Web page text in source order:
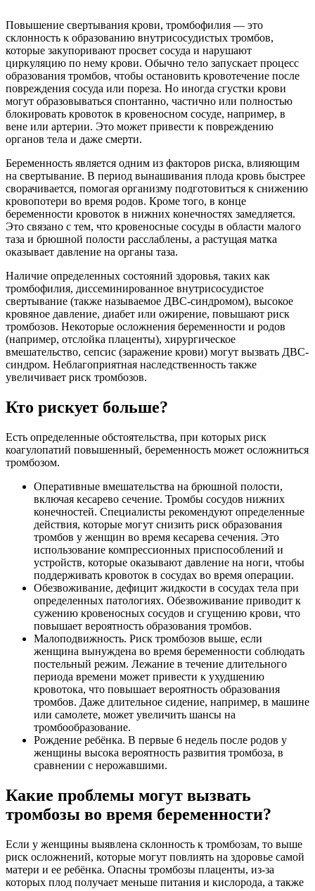
Повышение свертывания крови, тромбофилия — это
склонность к образованию внутрисосудистых тромбов,
которые закупоривают просвет сосуда и нарушают
циркуляцию по нему крови. Обычно тело запускает процесс
образования тромбов, чтобы остановить кровотечение после
повреждения сосуда или пореза. Но иногда сгустки крови
могут образовываться спонтанно, частично или полностью
блокировать кровоток в кровеносном сосуде, например, в
вене или артерии. Это может привести к повреждению
органов тела и даже смерти.
Беременность является одним из факторов риска, влияющим
на свертывание. В период вынашивания плода кровь быстрее
сворачивается, помогая организму подготовиться к снижению
кровопотери во время родов. Кроме того, в конце
беременности кровоток в нижних конечностях замедляется.
Это связано с тем, что кровеносные сосуды в области малого
таза и брюшной полости расслаблены, а растущая матка
оказывает давление на органы таза.
Наличие определенных состояний здоровья, таких как
тромбофилия, диссеминированное внутрисосудистое
свертывание (также называемое ДВС-синдромом), высокое
кровяное давление, диабет или ожирение, повышают риск
тромбозов. Некоторые осложнения беременности и родов
(например, отслойка плаценты), хирургическое
вмешательство, сепсис (заражение крови) могут вызвать ДВС-
синдром. Неблагоприятная наследственность также
увеличивает риск тромбозов.
Кто рискует больше?
Есть определенные обстоятельства, при которых риск
коагулопатий повышенный, беременность может осложниться
тромбозом.
Оперативные вмешательства на брюшной полости,
включая кесарево сечение. Тромбы сосудов нижних
конечностей. Специалисты рекомендуют определенные
действия, которые могут снизить риск образования
тромбов у женщин во время кесарева сечения. Это
использование компрессионных приспособлений и
устройств, которые оказывают давление на ноги, чтобы
поддерживать кровоток в сосудах во время операции.
Обезвоживание, дефицит жидкости в сосудах тела при
определенных патологиях. Обезвоживание приводит к
сужению кровеносных сосудов и сгущению крови, что
повышает вероятность образования тромбов.
Малоподвижность. Риск тромбозов выше, если
женщина вынуждена во время беременности соблюдать
постельный режим. Лежание в течение длительного
периода времени может привести к ухудшению
кровотока, что повышает вероятность образования
тромбов. Даже длительное сидение, например, в машине
или самолете, может увеличить шансы на
тромбообразование.
Рождение ребёнка. В первые 6 недель после родов у
женщины высока вероятность развития тромбоза, в
сравнении с нерожавшими.
Какие проблемы могут вызвать
тромбозы во время беременности?
Если у женщины выявлена склонность к тромбозам, то выше
риск осложнений, которые могут повлиять на здоровье самой
матери и ее ребёнка. Опасны тромбозы плаценты, из-за
которых плод получает меньше питания и кислорода, а также